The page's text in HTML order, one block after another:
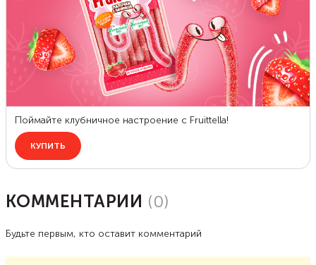
КОММЕНТАРИИ (0)
Будьте первым, кто оставит комментарий